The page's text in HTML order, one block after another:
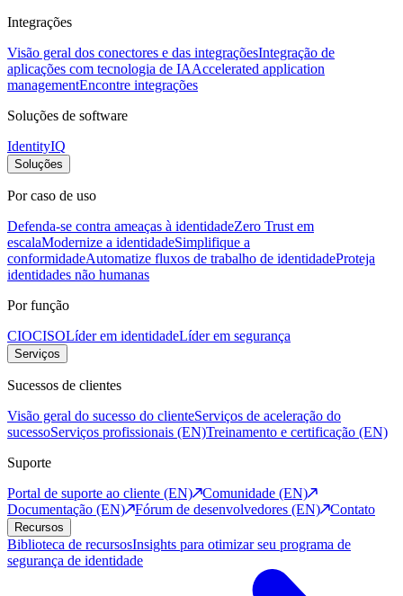
Integrações
Visão geral dos conectores e das integraçõesIntegração de
aplicações com tecnologia de IAAccelerated application
managementEncontre integrações
Soluções de software
IdentityIQ
Soluções
Por caso de uso
Defenda-se contra ameaças à identidadeZero Trust em
escalaModernize a identidadeSimplifique a
conformidadeAutomatize fluxos de trabalho de identidadeProteja
identidades não humanas
Por função
CIOCISOLíder em identidadeLíder em segurança
Serviços
Sucessos de clientes
Visão geral do sucesso do clienteServiços de aceleração do
sucessoServiços profissionais (EN)Treinamento e certificação (EN)
Suporte
Portal de suporte ao cliente (EN)
Comunidade (EN)
Documentação (EN)
Fórum de desenvolvedores (EN) Contato
Recursos
Biblioteca de recursosInsights para otimizar seu programa de
segurança de identidade